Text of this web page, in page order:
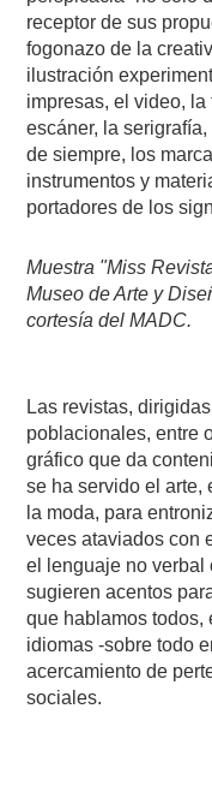
receptor de sus
fogonazo de la
ilustración
impresas, el video, la
escáner, la
de siempre, los
instrumentos y
portadores de los
Muestra "Miss
Museo de Arte y
cortesía del MADC.
Las revistas,
poblacionales, entre
gráfico que da
se ha servido el arte,
la moda, para
veces ataviados con
el lenguaje no verbal
sugieren acentos
que hablamos todos,
idiomas -sobre todo
acercamiento de
sociales.